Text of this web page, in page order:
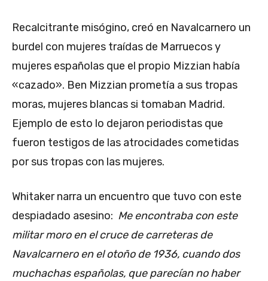
Recalcitrante misógino, creó en Navalcarnero un
burdel con mujeres traídas de Marruecos y
mujeres españolas que el propio Mizzian había
«cazado». Ben Mizzian prometía a sus tropas
moras, mujeres blancas si tomaban Madrid.
Ejemplo de esto lo dejaron periodistas que
fueron testigos de las atrocidades cometidas
por sus tropas con las mujeres.
Whitaker narra un encuentro que tuvo con este
despiadado asesino: Me encontraba con este
militar moro en el cruce de carreteras de
Navalcarnero en el otoño de 1936, cuando dos
muchachas españolas, que parecían no haber